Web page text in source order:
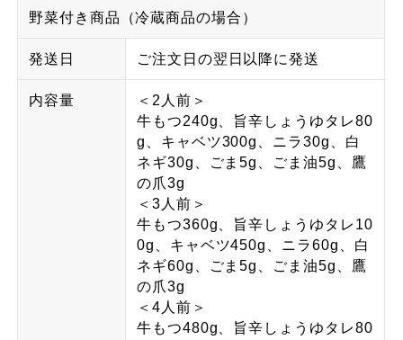
野菜付き商品（冷蔵商品の場合）
発送日 ご注文日の翌日以降に発送
内容量
＜2人前＞
牛もつ240g、旨辛しょうゆタレ80
g、キャベツ300g、ニラ30g、白
ネギ30g、ごま5g、ごま油5g、鷹
の爪3g
＜3人前＞
牛もつ360g、旨辛しょうゆタレ10
0g、キャベツ450g、ニラ60g、白
ネギ60g、ごま5g、ごま油5g、鷹
の爪3g
＜4人前＞
牛もつ480g、旨辛しょうゆタレ80